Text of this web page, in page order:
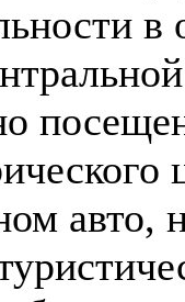
авто,